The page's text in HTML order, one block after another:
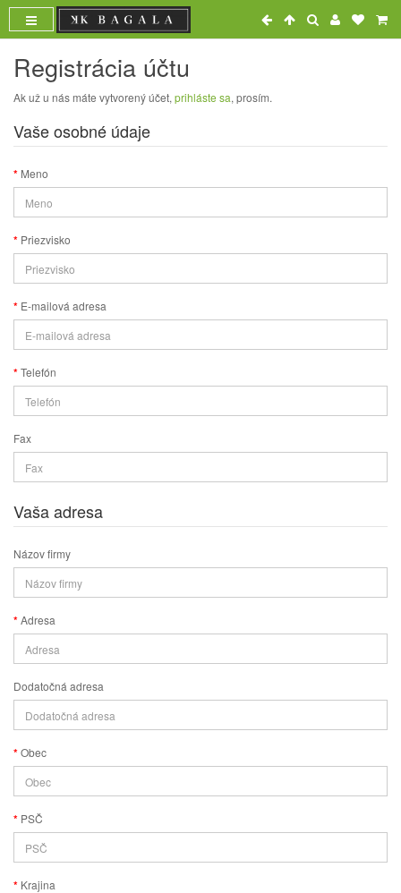
Registrácia účtu
Ak už u nás máte vytvorený účet, prihláste sa, prosím.
Vaše osobné údaje
Meno
Priezvisko
E-mailová adresa
Telefón
Fax
Vaša adresa
Názov firmy
Adresa
Dodatočná adresa
Obec
PSČ
Krajina